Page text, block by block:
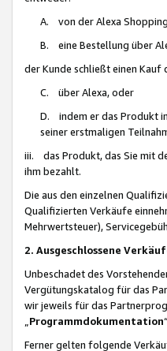
A. von der Alexa
B. eine Bestellung über
der Kunde schließt einen
C. über Alexa, oder
D. indem er das Produkt
seiner erstmaligen
iii. das Produkt, das Sie mit
ihm bezahlt.
Die aus den einzelnen
Qualifizierten Verkäufe
Mehrwertsteuer),
2. Ausgeschlossene
Unbeschadet des
Vergütungskatalog für das
wir jeweils für das
Programmdokumentation
Ferner gelten folgende